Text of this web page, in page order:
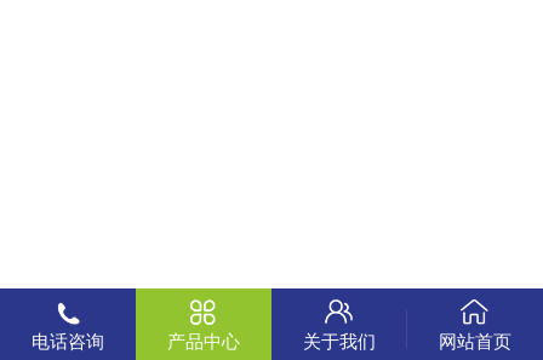
电话咨询 产品中心 关于我们 网站首页